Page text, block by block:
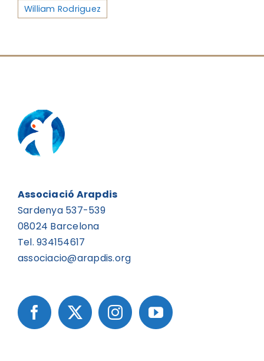
William Rodriguez
Associació Arapdis
Sardenya 537-539
08024 Barcelona
Tel. 934154617
associacio@arapdis.org